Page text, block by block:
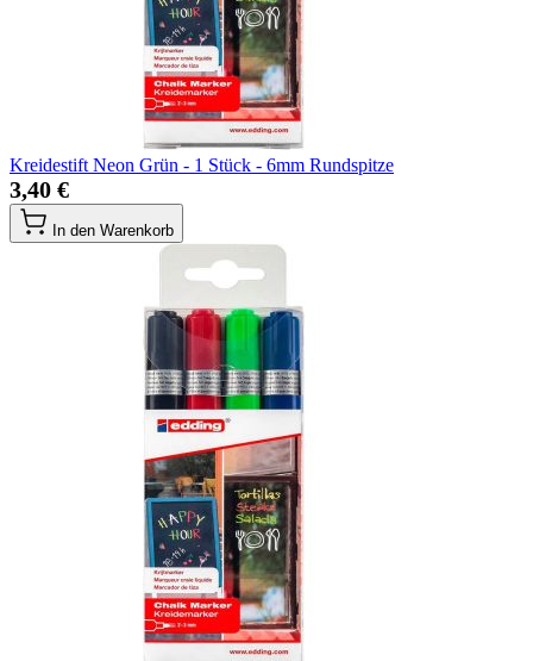
Kreidestift Neon Grün - 1 Stück - 6mm Rundspitze
3,40 €
In den Warenkorb